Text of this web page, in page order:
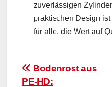
zuverlässigen
praktischen Design ist
für alle, die Wert auf
Bodenrost aus
PE-HD: